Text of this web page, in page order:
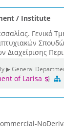
/ Institute
Γενικό
Διαχείρισης
▶ General
of Larisa